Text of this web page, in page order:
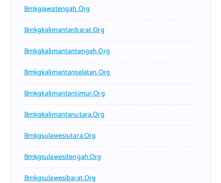
Bmkgjawatengah.org
Bmkgkalimantanbarat.org
Bmkgkalimantantengah.org
Bmkgkalimantanselatan.org
Bmkgkalimantantimur.org
Bmkgkalimantanutara.org
Bmkgsulawesiutara.org
Bmkgsulawesitengah.org
Bmkgsulawesibarat.org